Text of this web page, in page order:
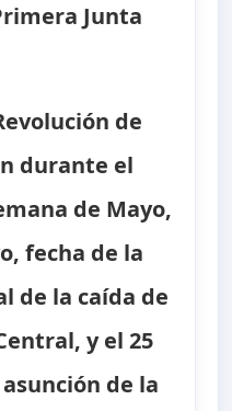
Junta
de
durante el
de Mayo,
fecha de la
de la caída de
y el 25
de la